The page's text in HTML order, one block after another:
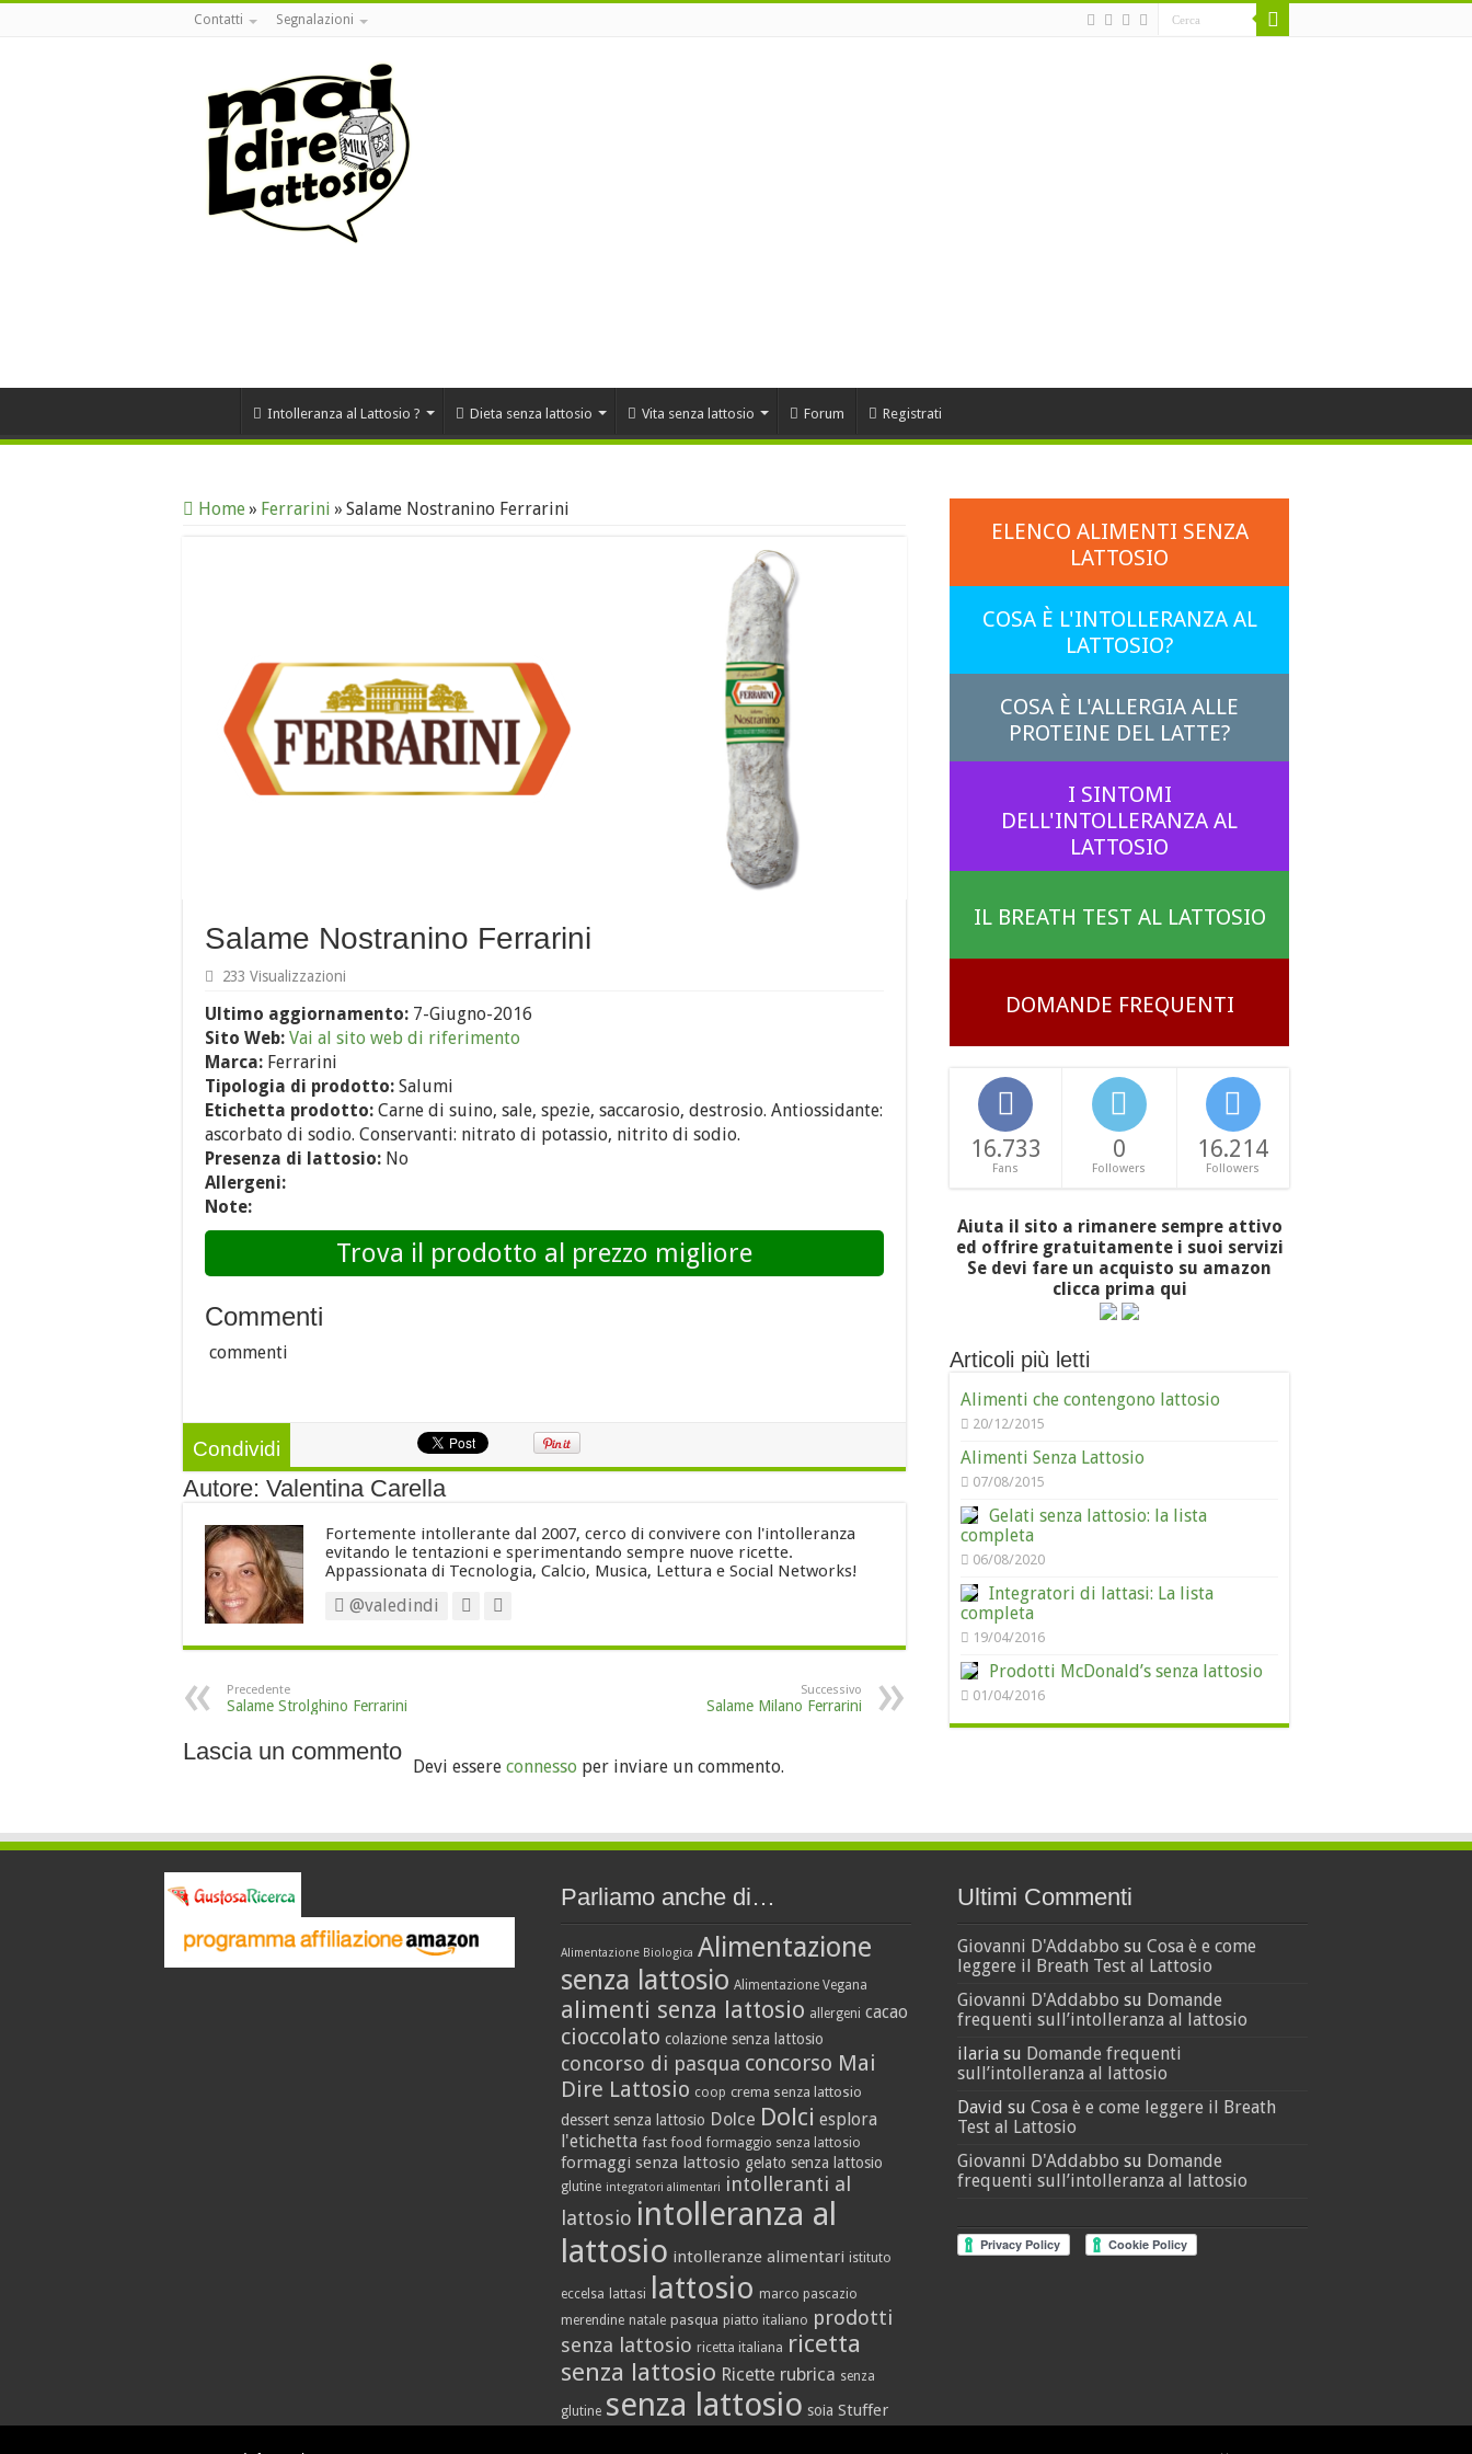
Contatti Segnalazioni
Intolleranza al Lattosio ? Dieta senza lattosio Vita senza lattosio Forum Registrati
Home» Ferrarini » Salame Nostranino Ferrarini
Salame Nostranino Ferrarini
233 Visualizzazioni
Ultimo aggiornamento: 7-Giugno-2016
Sito Web: Vai al sito web di riferimento
Marca: Ferrarini
Tipologia di prodotto: Salumi
Etichetta prodotto: Carne di suino, sale, spezie, saccarosio, destrosio. Antiossidante:
ascorbato di sodio. Conservanti: nitrato di potassio, nitrito di sodio.
Presenza di lattosio: No
Allergeni:
Note:
Trova il prodotto al prezzo migliore
Commenti
commenti
Condividi
Autore: Valentina Carella
Fortemente intollerante dal 2007, cerco di convivere con l'intolleranza
evitando le tentazioni e sperimentando sempre nuove ricette.
Appassionata di Tecnologia, Calcio, Musica, Lettura e Social Networks!
@valedindi
Precedente
Salame Strolghino Ferrarini
Successivo
Salame Milano Ferrarini
Lascia un commento
Devi essere connesso per inviare un commento.
ELENCO ALIMENTI SENZA
LATTOSIO
COSA È L'INTOLLERANZA AL
LATTOSIO?
COSA È L'ALLERGIA ALLE
PROTEINE DEL LATTE?
I SINTOMI
DELL'INTOLLERANZA AL
LATTOSIO
IL BREATH TEST AL LATTOSIO
DOMANDE FREQUENTI
16.733
Fans
0
Followers
16.214
Followers
Aiuta il sito a rimanere sempre attivo
ed offrire gratuitamente i suoi servizi
Se devi fare un acquisto su amazon
clicca prima qui
Articoli più letti
Alimenti che contengono lattosio
20/12/2015
Alimenti Senza Lattosio
07/08/2015
Gelati senza lattosio: la lista
completa
06/08/2020
Integratori di lattasi: La lista
completa
19/04/2016
Prodotti McDonald’s senza lattosio
01/04/2016
Parliamo anche di…
Alimentazione Biologica Alimentazione
senza lattosio Alimentazione Vegana
alimenti senza lattosio allergeni cacao
cioccolato colazione senza lattosio
concorso di pasqua concorso Mai
Dire Lattosio coop crema senza lattosio
dessert senza lattosio Dolce Dolci esplora
l'etichetta fast food formaggio senza lattosio
formaggi senza lattosio gelato senza lattosio
glutine integratori alimentari intolleranti al
lattosio intolleranza al
lattosio intolleranze alimentari istituto
eccelsa lattasi lattosio marco pascazio
merendine natale pasqua piatto italiano prodotti
senza lattosio ricetta italiana ricetta
senza lattosio Ricette rubrica senza
glutine senza lattosio soia Stuffer
Ultimi Commenti
Giovanni D'Addabbo su Cosa è e come
leggere il Breath Test al Lattosio
Giovanni D'Addabbo su Domande
frequenti sull’intolleranza al lattosio
ilaria su Domande frequenti
sull’intolleranza al lattosio
David su Cosa è e come leggere il Breath
Test al Lattosio
Giovanni D'Addabbo su Domande
frequenti sull’intolleranza al lattosio